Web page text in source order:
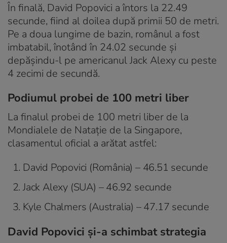
În finală, David Popovici a întors la 22.49
secunde, fiind al doilea după primii 50 de metri.
Pe a doua lungime de bazin, românul a fost
imbatabil, înotând în 24.02 secunde și
depășindu-l pe americanul Jack Alexy cu peste
4 zecimi de secundă.
Podiumul probei de 100 metri liber
La finalul probei de 100 metri liber de la
Mondialele de Natație de la Singapore,
clasamentul oficial a arătat astfel:
David Popovici (România) – 46.51 secunde
Jack Alexy (SUA) – 46.92 secunde
Kyle Chalmers (Australia) – 47.17 secunde
David Popovici și-a schimbat strategia